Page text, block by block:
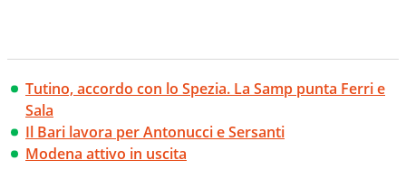
Tutino, accordo con lo Spezia. La Samp punta Ferri e
Sala
Il Bari lavora per Antonucci e Sersanti
Modena attivo in uscita